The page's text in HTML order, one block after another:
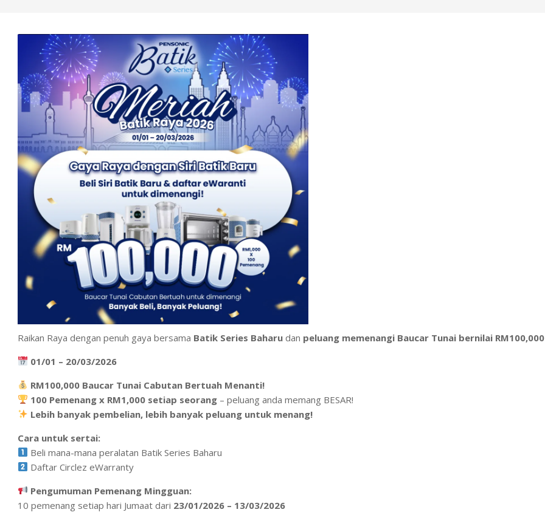
Raikan Raya dengan penuh gaya bersama Batik Series Baharu dan peluang memenangi Baucar Tunai bernilai
01/01 – 20/03/2026
RM100,000 Baucar Tunai Cabutan Bertuah Menanti!
100 Pemenang x RM1,000 setiap seorang – peluang anda memang BESAR!
Lebih banyak pembelian, lebih banyak peluang untuk menang!
Cara untuk sertai:
Beli mana-mana peralatan Batik Series Baharu
Daftar Circlez eWarranty
Pengumuman Pemenang Mingguan:
10 pemenang setiap hari Jumaat dari 23/01/2026 – 13/03/2026